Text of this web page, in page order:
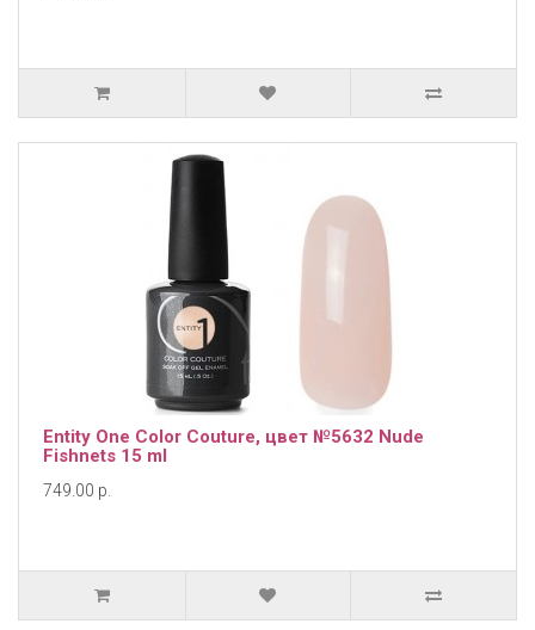
Entity One Color Couture, цвет №5632 Nude
Fishnets 15 ml
749.00 р.